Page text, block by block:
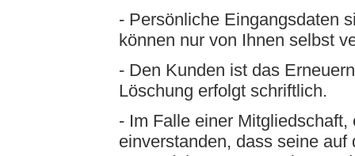
- Persönliche Eingangsdaten
können nur von Ihnen selbst
- Den Kunden ist das
Löschung erfolgt schriftlich.
- Im Falle einer
einverstanden, dass seine